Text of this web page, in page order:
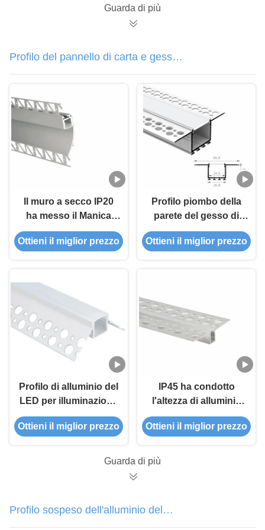
Guarda di più
Profilo del pannello di carta e gesso
del LED
Il muro a secco IP20
ha messo il Manica
principale di alluminio
ha anodizzato T5
Ottieni il miglior prezzo
Profilo piombo della
parete del gesso di
profilo T5 6063
decorativi
Ottieni il miglior prezzo
Profilo di alluminio del
LED per illuminazione
lineare principale
messa dell'angolo
del muro a secco di
Ottieni il miglior prezzo
IP45 ha condotto
l'altezza di alluminio
13mm di profilo della
striscia messo per il
Ottieni il miglior prezzo
Guarda di più
Profilo sospeso dell'alluminio del